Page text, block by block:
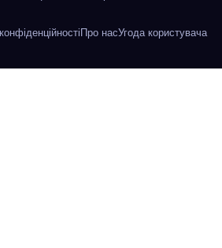
Про насУгода користувача